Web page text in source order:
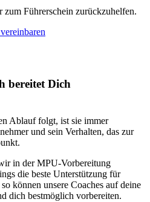
zum Führerschein zurückzuhelfen.
bereitet Dich
Ablauf folgt, ist sie immer
und sein Verhalten, das zur
in der MPU-Vorbereitung
die beste Unterstützung für
können unsere Coaches auf deine
dich bestmöglich vorbereiten.